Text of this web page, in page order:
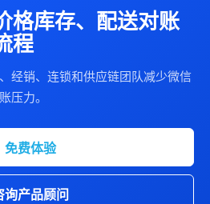
格库存、配送对账
程
经销、连锁和供应链团队减少微信
压力。
免费体验
询产品顾问